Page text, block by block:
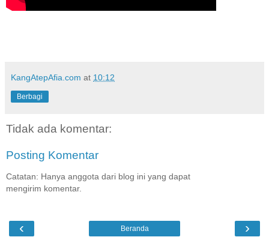
KangAtepAfia.com at 10:12
Berbagi
Tidak ada komentar:
Posting Komentar
Catatan: Hanya anggota dari blog ini yang dapat
mengirim komentar.
‹ ›
Beranda